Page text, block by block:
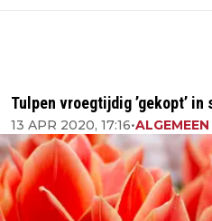
Tulpen vroegtijdig ’gekopt’
13 APR 2020, 17:16•ALGEMEEN